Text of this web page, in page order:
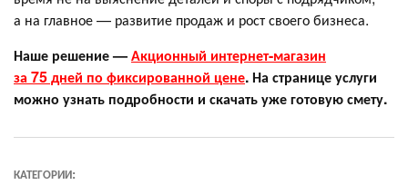
а на главное — развитие продаж и рост своего бизнеса.
Наше решение —Акционный интернет-магазин
за 75 дней по фиксированной цене. На странице услуги
можно узнать подробности и скачать уже готовую смету.
КАТЕГОРИИ: